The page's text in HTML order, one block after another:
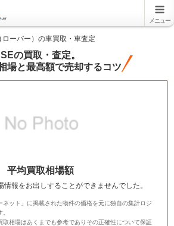
メニュー
ローバー）の車買取・車査定
SEの買取・査定。
場と最高額で売却するコツ
平均買取相場額
報をお出しすることができませんでした。
ット」に掲載された物件の価格を元に独自の集計ロジ
相場はあくまでも参考でありその正確性について保証